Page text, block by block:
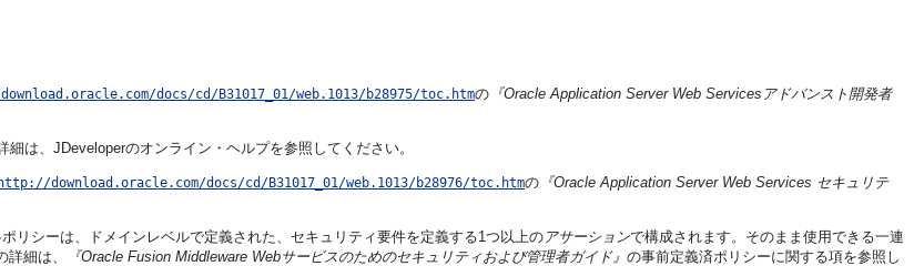
docs/cd/B31017_01/web.1013/b28975/toc.htmの 『Oracle Application Server Web Servicesアドバンスト開発者
は、JDeveloperのオンライン・ヘルプを参照してください。
http://download.oracle.com/docs/cd/B31017_01/web.1013/b28976/toc.htmの 『Oracle Application Server Web Services セキュリテ
リシーは、ドメインレベルで定義された、セキュリティ要件を定義する1つ以上の アサーションで構成されます。そのまま使用できる一連
細は、
『Oracle Fusion Middleware Webサービスのためのセキュリティおよび管理者ガイド』 の事前定義済ポリシーに関する項を参照し